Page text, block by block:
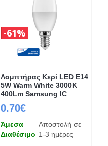
Λαμπτήρας Κερί LED E14
5W Warm White 3000K
400Lm Samsung IC
0.70€
61%
Άμεσα
Διαθέσιμο
Αποστολή σε
1-3 ημέρες